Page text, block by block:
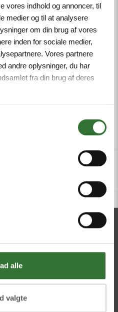
vores indhold og annoncer, til
medier og til at analysere
om din brug af vores
inden for sociale medier,
Vores partnere
andre oplysninger, du har
fra din brug af deres
alle
valgte
housing,
protects against
of the housing potential